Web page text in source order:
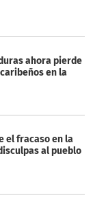
ahora pierde
en la
el fracaso en la
al pueblo